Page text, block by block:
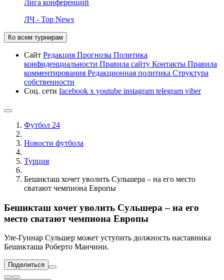
Лига конференций
ЛЧ - Top News
Ко всем турнирам
Сайт Редакция Прогнозы Политика
конфиденциальности Правила сайту Контакты Правила
комментирования Редакционная политика Структура
собственности
Соц. сети facebook x youtube instagram telegram viber
Футбол 24
Новости футбола
Турция
Бешикташ хочет уволить Сульшера – на его место
сватают чемпиона Европы
Бешикташ хочет уволить Сульшера – на его
место сватают чемпиона Европы
Уле-Гуннар Сульшер может уступить должность наставника
Бешикташа Роберто Манчини.
Поделиться